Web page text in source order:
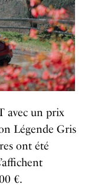
avec un prix
Légende Gris
ont été
€.